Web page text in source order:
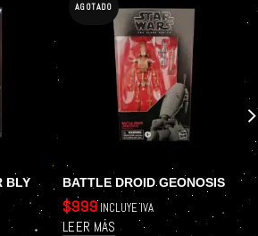
BLY
AGOTADO
BATTLE DROID GEONOSIS
$999 INCLUYE IVA
LEER MÁS